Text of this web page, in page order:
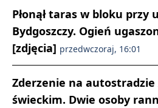
Płonął taras w bloku przy
Bydgoszczy. Ogień
[zdjęcia] przedwczoraj, 16:01
Zderzenie na autostradzie
świeckim. Dwie osoby